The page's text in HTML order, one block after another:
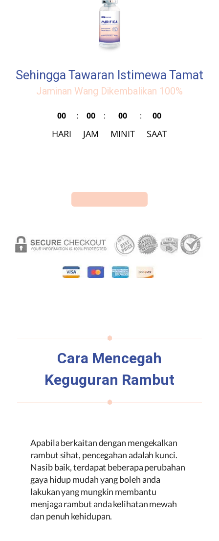
Sehingga Tawaran Istimewa Tamat
Jaminan Wang Dikembalikan 100%
00
HARI
: 00
JAM
: 00
MINIT
: 00
SAAT
Cara Mencegah
Keguguran Rambut
Apabila berkaitan dengan mengekalkan
rambut sihat, pencegahan adalah kunci.
Nasib baik, terdapat beberapa perubahan
gaya hidup mudah yang boleh anda
lakukan yang mungkin membantu
menjaga rambut anda kelihatan mewah
dan penuh kehidupan.